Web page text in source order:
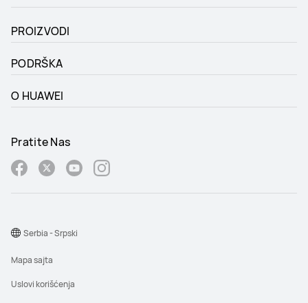
PROIZVODI
PODRŠKA
O HUAWEI
Pratite Nas
Mapa sajta
Uslovi korišćenja
Serbia - Srpski